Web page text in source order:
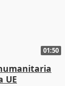
01:50
UE